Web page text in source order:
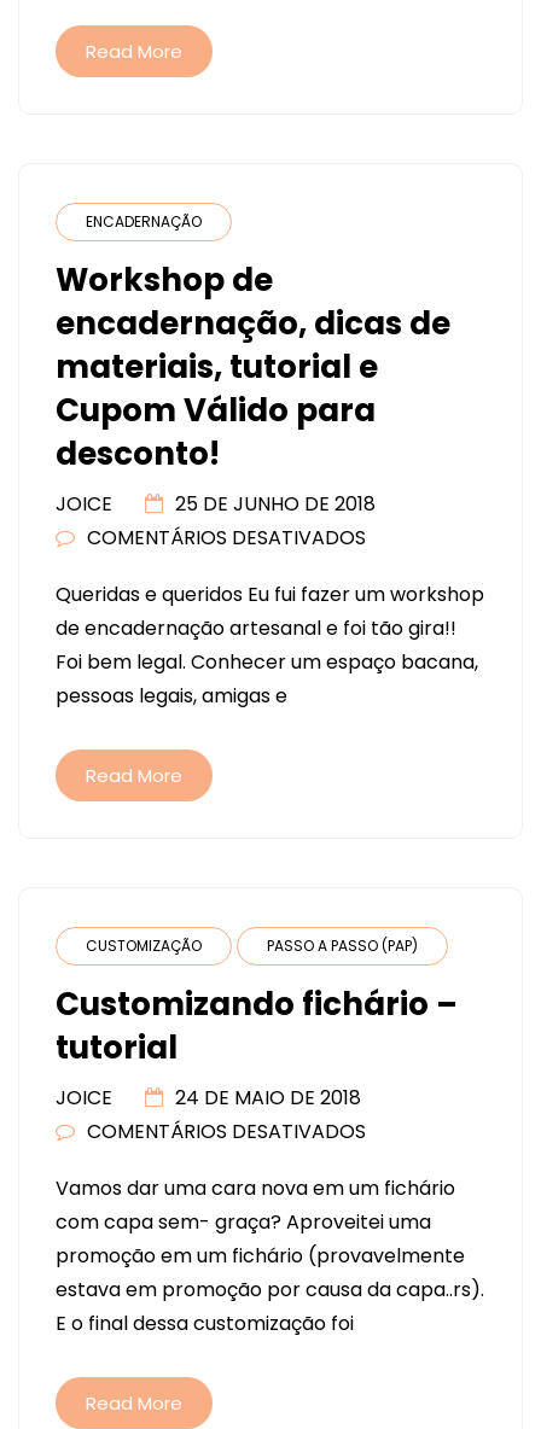
Read More
ENCADERNAÇÃO
Workshop de
encadernação, dicas de
materiais, tutorial e
Cupom Válido para
desconto!
JOICE
25 DE JUNHO DE 2018
COMENTÁRIOS DESATIVADOS
DE
ENCADERNAÇÃO,
DICAS
DESCONTO!
Queridas e queridos Eu fui fazer um workshop
de encadernação artesanal e foi tão gira!!
Foi bem legal. Conhecer um espaço bacana,
pessoas legais, amigas e
Read More
CUSTOMIZAÇÃO PASSO A PASSO (PAP)
Customizando fichário –
tutorial
JOICE
24 DE MAIO DE 2018
COMENTÁRIOS DESATIVADOS
FICHÁRIO
–
TUTORIAL
Vamos dar uma cara nova em um fichário
com capa sem- graça? Aproveitei uma
promoção em um fichário (provavelmente
estava em promoção por causa da capa..rs).
E o final dessa customização foi
Read More